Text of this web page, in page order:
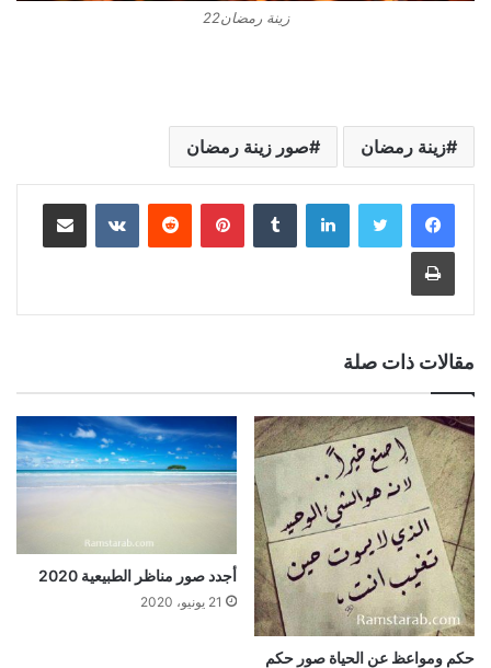
زينة رمضان22
زينة رمضان صور زينة رمضان
لينكدإن بينتيريست مشاركة عبر البريد
طباعة
مقالات ذات صلة
حكم ومواعظ عن الحياة صور حكم
أجدد صور مناظر الطبيعية 2020
21 يونيو، 2020